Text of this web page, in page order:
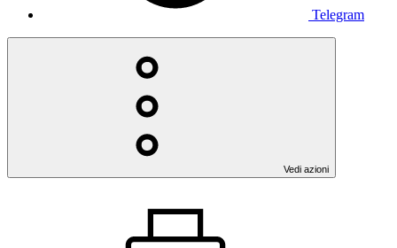
Telegram
Vedi azioni